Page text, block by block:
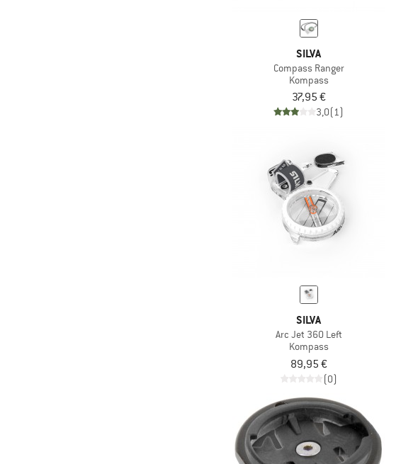
SILVA
Compass Ranger
Kompass
37,95 €
3,0(1)
SILVA
Arc Jet 360 Left
Kompass
89,95 €
(0)